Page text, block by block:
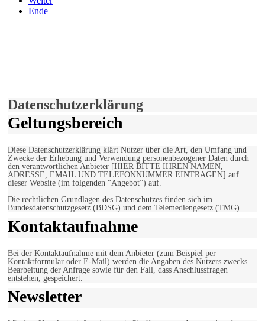
Ende
Datenschutzerklärung
Geltungsbereich
Diese Datenschutzerklärung klärt Nutzer über die Art, den Umfang und
Zwecke der Erhebung und Verwendung personenbezogener Daten durch
den verantwortlichen Anbieter [HIER BITTE IHREN NAMEN,
ADRESSE, EMAIL UND TELEFONNUMMER EINTRAGEN] auf
dieser Website (im folgenden “Angebot”) auf.
Die rechtlichen Grundlagen des Datenschutzes finden sich im
Bundesdatenschutzgesetz (BDSG) und dem Telemediengesetz (TMG).
Kontaktaufnahme
Bei der Kontaktaufnahme mit dem Anbieter (zum Beispiel per
Kontaktformular oder E-Mail) werden die Angaben des Nutzers zwecks
Bearbeitung der Anfrage sowie für den Fall, dass Anschlussfragen
entstehen, gespeichert.
Newsletter